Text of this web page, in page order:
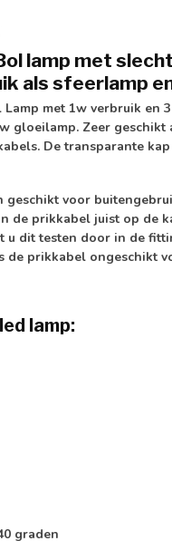
lamp met
als sfeerlamp
Lamp met 1w verbruik
gloeilamp. Zeer
De transparante
geschikt voor
de prikkabel juist op de
u dit testen door in de
prikkabel ongeschikt
lamp:
graden